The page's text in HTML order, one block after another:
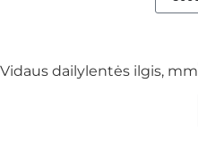
Vidaus dailylentės ilgis, mm